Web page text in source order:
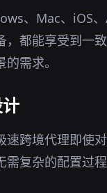
、Mac、iOS
，都能享受到一
需求。
速跨境代理即使
需复杂的配置过